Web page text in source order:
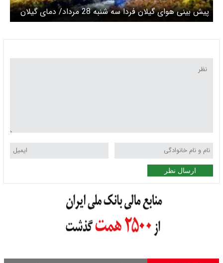
پیش بینی هوای گیلان فردا سه شنبه 28 مرداد/ دمای گیلان
افزایش می‌یابد
ارسال نظر